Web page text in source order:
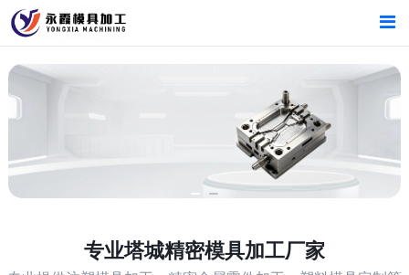
首页
产品中心
新闻中心
首页
产品中心
新闻中心
专业塔城精密模具加工厂家